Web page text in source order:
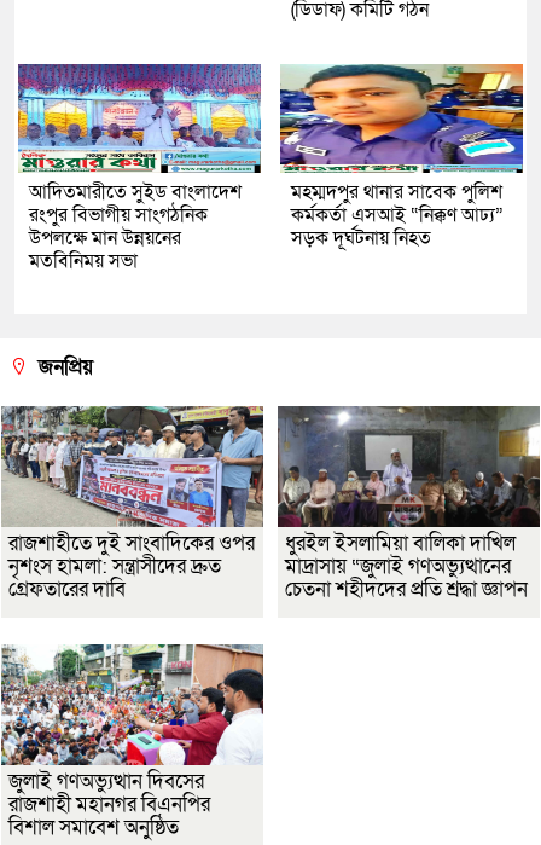
(ডিডাফ) কমিটি গঠন
আদিতমারীতে সুইড বাংলাদেশ
রংপুর বিভাগীয় সাংগঠনিক
উপলক্ষে মান উন্নয়নের
মতবিনিময় সভা
মহম্মদপুর থানার সাবেক পুলিশ
কর্মকর্তা এসআই “নিক্কণ আঢ্য”
সড়ক দূর্ঘটনায় নিহত
জনপ্রিয়
রাজশাহীতে দুই সাংবাদিকের ওপর
নৃশংস হামলা: সন্ত্রাসীদের দ্রুত
গ্রেফতারের দাবি
ধুরইল ইসলামিয়া বালিকা দাখিল
মাদ্রাসায় “জুলাই গণঅভ্যুত্থানের
চেতনা শহীদদের প্রতি শ্রদ্ধা জ্ঞাপন
জুলাই গণঅভ্যুত্থান দিবসের
রাজশাহী মহানগর বিএনপির
বিশাল সমাবেশ অনুষ্ঠিত